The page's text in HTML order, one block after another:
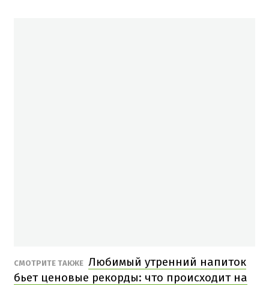
СМОТРИТЕ ТАКЖЕ Любимый утренний напиток
бьет ценовые рекорды: что происходит на